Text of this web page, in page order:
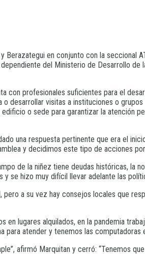
en conjunto con la seccional
del Ministerio de Desarrollo de
con profesionales suficientes para el
desarrollar visitas a instituciones o
o sede para garantizar la atención
una respuesta pertinente que era el
y decidimos este tipo de acciones
de la niñez tiene deudas históricas,
se hizo muy difícil llevar adelante las
a su vez hay consejos locales que
en lugares alquilados, en la pandemia
atender y tenemos las computadoras
afirmó Marquitan y cerró: “Tenemos